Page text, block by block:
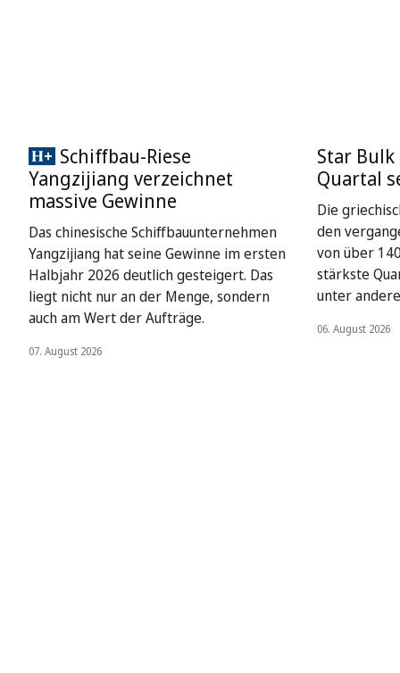
Schiffbau-Riese
Yangzijiang verzeichnet
massive Gewinne
Das chinesische Schiffbauunternehmen
Yangzijiang hat seine Gewinne im ersten
Halbjahr 2026 deutlich gesteigert. Das
liegt nicht nur an der Menge, sondern
auch am Wert der Aufträge.
07. August 2026
Star
Quartal
Die
den
von über
stärkste
unter
06. August 2026